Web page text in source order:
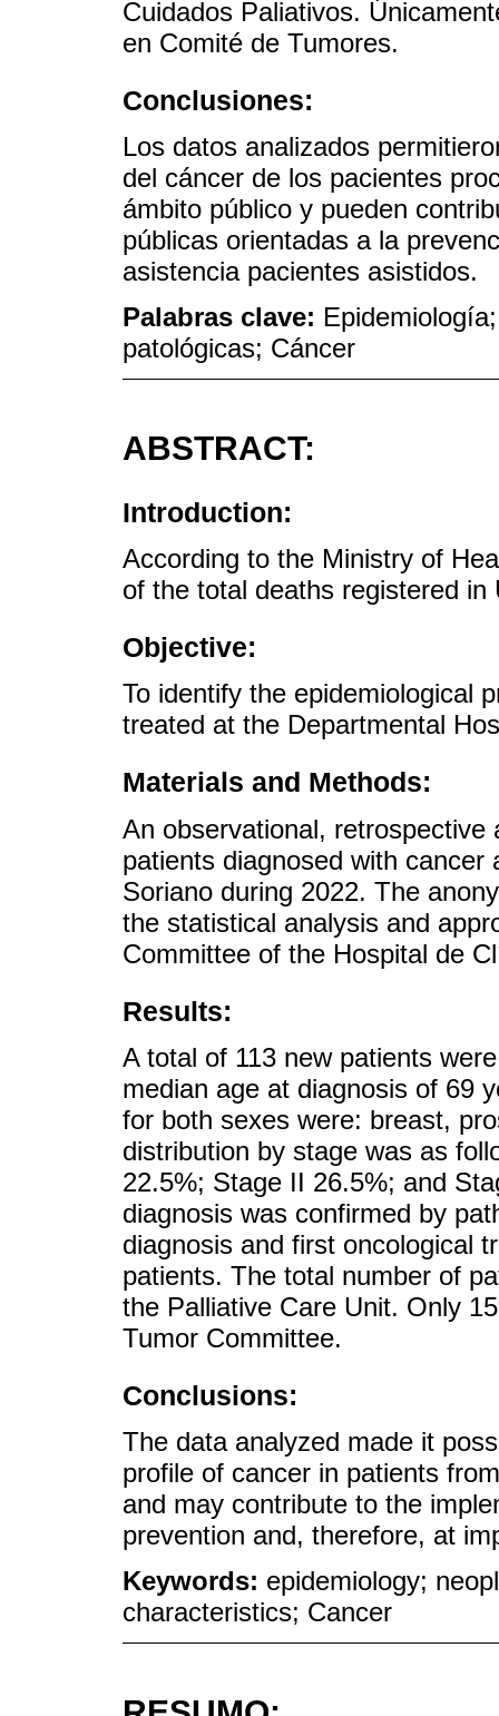
Cuidados Paliativos.
en Comité de Tumores.
Conclusiones:
Los datos analizados
del cáncer de los pacientes
ámbito público y pueden
públicas orientadas a la
asistencia pacientes asistidos.
Palabras clave:
patológicas; Cáncer
ABSTRACT:
Introduction:
According to the Ministry of
of the total deaths registered in
Objective:
To identify the epidemiological
treated at the Departmental
Materials and Methods:
An observational,
patients diagnosed with
Soriano during 2022. The
the statistical analysis and
Committee of the Hospital de
Results:
A total of 113 new patients
median age at diagnosis of 69
for both sexes were: breast,
distribution by stage was as
22.5%; Stage II 26.5%; and
diagnosis was confirmed by
diagnosis and first oncological
patients. The total number of
the Palliative Care Unit. Only
Tumor Committee.
Conclusions:
The data analyzed made it
profile of cancer in patients
and may contribute to the
prevention and, therefore, at
Keywords: epidemiology;
characteristics; Cancer